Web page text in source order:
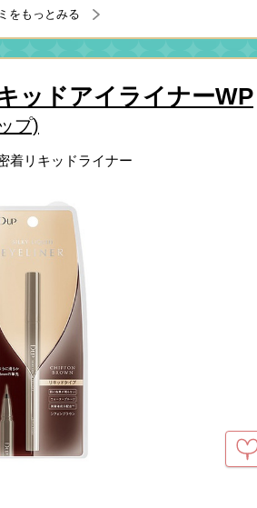
をもっとみる
ッドアイライナーWP
プ)
着リキッドライナー